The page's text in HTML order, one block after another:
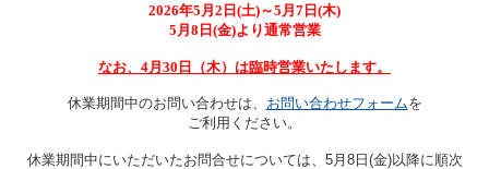
2026年5月2日(土)～5月7日(木)
5月8日(金)より通常営業
なお、4月30日（木）は臨時営業いたします。
休業期間中のお問い合わせは、 お問い合わせフォームを
ご利用ください。
休業期間中にいただいたお問合せについては、5月8日(金)以降に順次